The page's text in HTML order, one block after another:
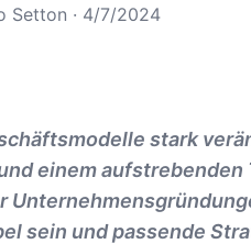
Setton · 4/7/2024
stark
einem aufstrebenden
sein und passende